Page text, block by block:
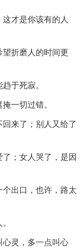
才是你该有的人
折磨人的时间更
于死寂。
一切过错。
来了；别人又给了
；女人哭了，是因
出口，也许，路太
心灵，多一点叫心